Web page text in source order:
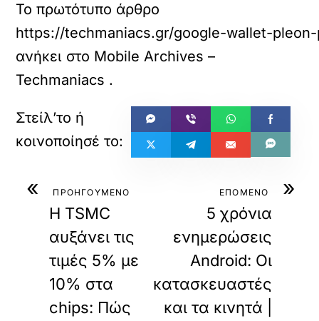
Το πρωτότυπο άρθρο
https://techmaniacs.gr/google-wallet-
ανήκει στο Mobile Archives –
Techmaniacs .
« ΠΡΟΗΓΟΥΜΕΝΟ
Η TSMC
αυξάνει τις
τιμές 5% με
10% στα
chips: Πώς
»
ΕΠΟΜΕΝΟ
5 χρόνια
ενημερώσεις
Android: Οι
κατασκευαστές
και τα κινητά |